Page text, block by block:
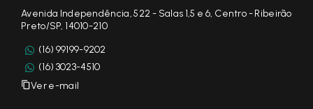
Avenida Independência, 522 - Salas 1,5 e 6, Centro - Ribeirão
Preto/SP, 14010-210
(16) 99199-9202
(16) 3023-4510
Ver e-mail